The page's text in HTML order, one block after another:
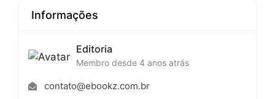
Informações
Editoria
Membro desde 4 anos atrás
contato@ebookz.com.br